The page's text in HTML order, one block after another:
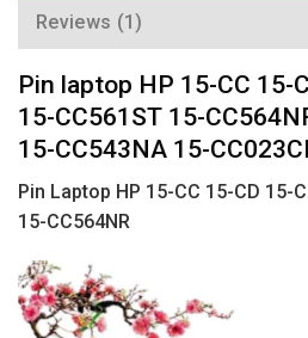
Reviews (1)
Pin laptop HP 15-CC 15-
15-CC561ST 15-
15-CC543NA 15-
Pin Laptop HP 15-CC 15-CD 15-
15-CC564NR